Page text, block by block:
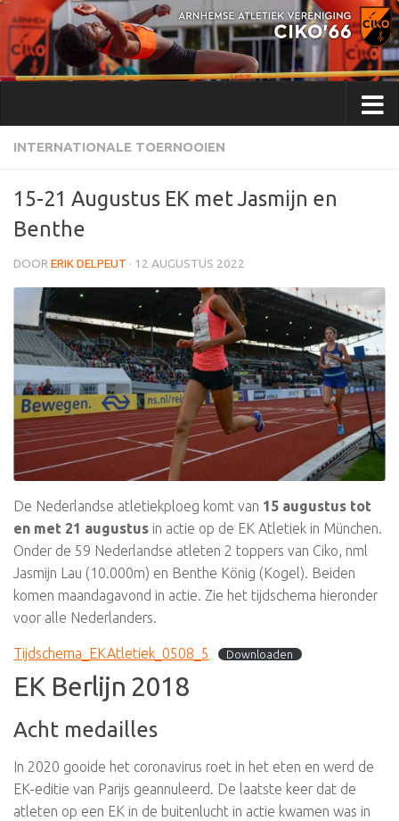
Doorgaan naar inhoud
INTERNATIONALE TOERNOOIEN
15-21 Augustus EK met Jasmijn en
Benthe
DOOR ERIK DELPEUT · 12 AUGUSTUS 2022
De Nederlandse atletiekploeg komt van 15 augustus tot
en met 21 augustus in actie op de EK Atletiek in München.
Onder de 59 Nederlandse atleten 2 toppers van Ciko, nml
Jasmijn Lau (10.000m) en Benthe König (Kogel). Beiden
komen maandagavond in actie. Zie het tijdschema hieronder
voor alle Nederlanders.
Tijdschema_EKAtletiek_0508_5 Downloaden
EK Berlijn 2018
Acht medailles
In 2020 gooide het coronavirus roet in het eten en werd de
EK-editie van Parijs geannuleerd. De laatste keer dat de
atleten op een EK in de buitenlucht in actie kwamen was in